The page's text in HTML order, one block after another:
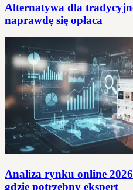
Alternatywa dla
naprawdę się opłaca
Analiza rynku online
gdzie potrzebny ekspert